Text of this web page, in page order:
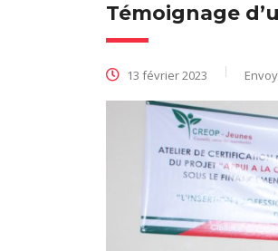
Témoignage
13 février 2023